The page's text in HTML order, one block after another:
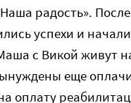
радость».
успехи и
с Викой живут
еще
оплату